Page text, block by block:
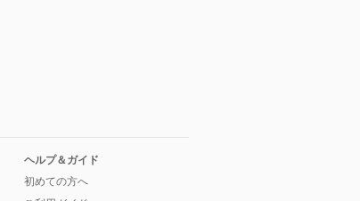
ヘルプ＆ガイド
初めての方へ